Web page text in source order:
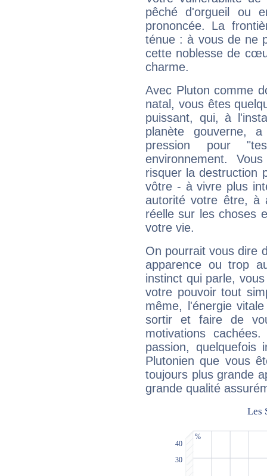
pêché d'orgueil ou
prononcée. La
ténue : à vous de ne
cette noblesse de
charme.
Avec Pluton comme
natal, vous êtes
puissant, qui, à
planète gouverne,
pression pour
environnement.
risquer la destruction
vôtre - à vivre plus
autorité votre être, à
réelle sur les choses
votre vie.
On pourrait vous dire
apparence ou trop
instinct qui parle,
votre pouvoir tout
même, l'énergie
sortir et faire de
motivations
passion, quelquefois
Plutonien que vous
toujours plus grande
grande qualité